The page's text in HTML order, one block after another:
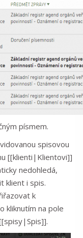
písmem.
spisovou
[[klienti|Klientovi]]
nedohledá,
klient i spis.
k
kliknutím na pole